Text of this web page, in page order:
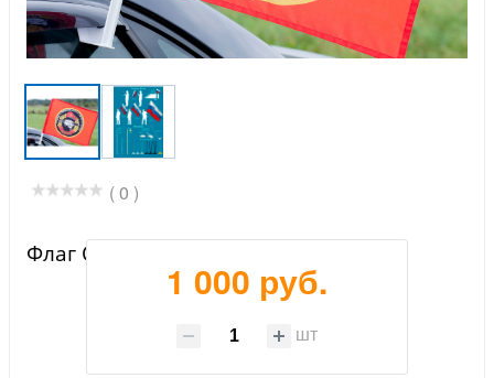
( 0 )
Флаг Спецназа ВВ 33 ОСН Пересвет
1 000 руб.
шт